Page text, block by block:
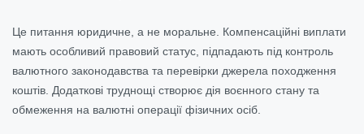
Це питання юридичне, а не моральне. Компенсаційні виплати
мають особливий правовий статус, підпадають під контроль
валютного законодавства та перевірки джерела походження
коштів. Додаткові труднощі створює дія воєнного стану та
обмеження на валютні операції фізичних осіб.